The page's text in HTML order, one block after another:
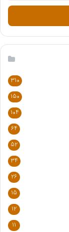
310
150
104
64
52
34
26
15
12
11